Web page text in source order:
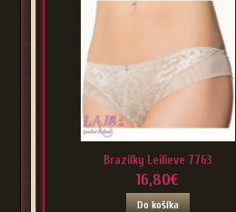
Brazilky Leilieve 7763
16,80€
Do košíka